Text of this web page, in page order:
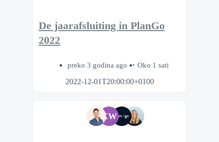
De jaarafsluiting in PlanGo
2022
preko 3 godina ago
Oko 1 sati
2022-12-01T20:00:00+0100
KW